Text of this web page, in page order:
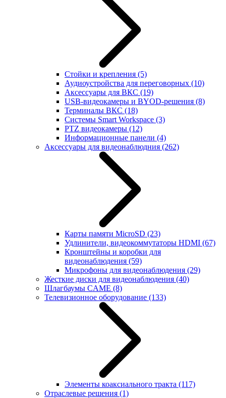
Стойки и крепления (5)
Аудиоустройства для переговорных (10)
Аксессуары для ВКС (19)
USB-видеокамеры и BYOD-решения (8)
Терминалы ВКС (18)
Системы Smart Workspace (3)
PTZ видеокамеры (12)
Информационные панели (4)
Аксессуары для видеонаблюдния (262)
Карты памяти MicroSD (23)
Удлинители, видеокоммутаторы HDMI (67)
Кронштейны и коробки для
видеонаблюдения (59)
Микрофоны для видеонаблюдения (29)
Жесткие диски для видеонаблюдения (40)
Шлагбаумы CAME (8)
Телевизионное оборудование (133)
Элементы коаксиального тракта (117)
Отраслевые решения (1)